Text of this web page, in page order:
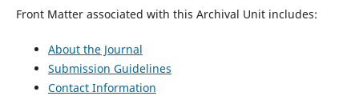
Front Matter associated with this Archival Unit includes:
About the Journal
Submission Guidelines
Contact Information